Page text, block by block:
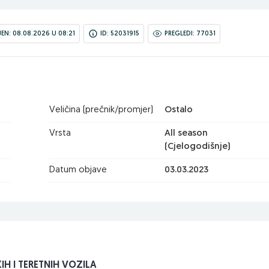
08.08.2026 U 08:21 ID: 52031915 PREGLEDI: 77031
Veličina (prečnik/promjer) Ostalo
Vrsta
All season
(Cjelogodišnje)
Datum objave 03.03.2023
I TERETNIH VOZILA